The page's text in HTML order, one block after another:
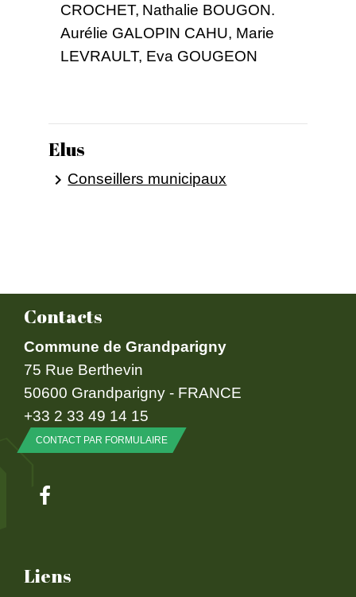
CROCHET, Nathalie BOUGON.
Aurélie GALOPIN CAHU, Marie
LEVRAULT, Eva GOUGEON
Elus
keyboard_arrow_right Conseillers municipaux
Contacts
Commune de Grandparigny
75 Rue Berthevin
50600 Grandparigny - FRANCE
+33 2 33 49 14 15
CONTACT PAR FORMULAIRE
Liens